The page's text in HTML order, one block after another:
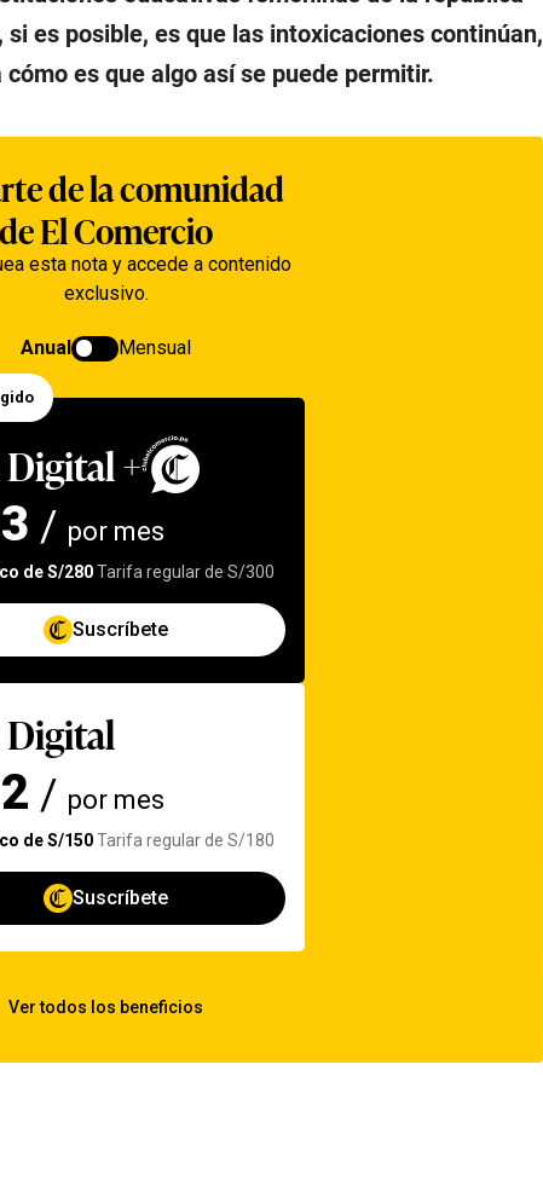
es posible, es que las intoxicaciones continúan,
es que algo así se puede permitir.